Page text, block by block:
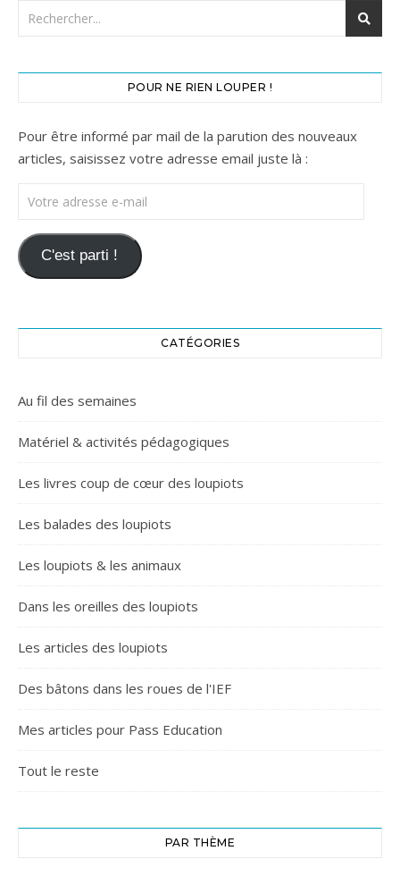
POUR NE RIEN LOUPER !
Pour être informé par mail de la parution des nouveaux
articles, saisissez votre adresse email juste là :
Votre adresse e-mail
C'est parti !
CATÉGORIES
Au fil des semaines
Matériel & activités pédagogiques
Les livres coup de cœur des loupiots
Les balades des loupiots
Les loupiots & les animaux
Dans les oreilles des loupiots
Les articles des loupiots
Des bâtons dans les roues de l'IEF
Mes articles pour Pass Education
Tout le reste
PAR THÈME